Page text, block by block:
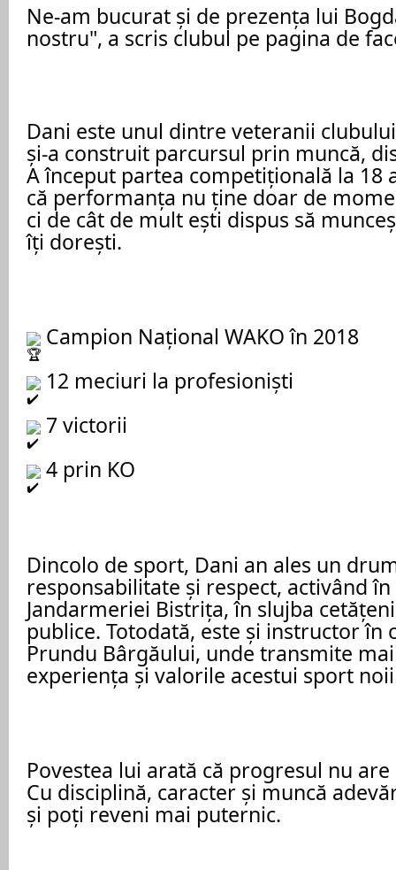
Ne-am bucurat și de prezența lui
nostru", a scris clubul pe pagina de
Dani este unul dintre veteranii
și-a construit parcursul prin muncă,
A început partea competițională la 18
că performanța nu ține doar de
ci de cât de mult ești dispus să
îți dorești.
Campion Național WAKO în 2018
12 meciuri la profesioniști
7 victorii
4 prin KO
Dincolo de sport, Dani an ales un
responsabilitate și respect, activând
Jandarmeriei Bistrița, în slujba
publice. Totodată, este și instructor în
Prundu Bârgăului, unde transmite
experiența și valorile acestui sport
Povestea lui arată că progresul nu
Cu disciplină, caracter și muncă
și poți reveni mai puternic.